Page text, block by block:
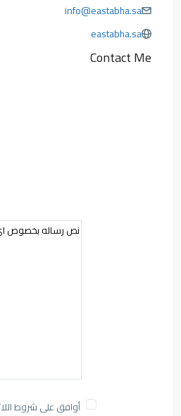
info@eastabha.sa
eastabha.sa
Contact Me
أوافق على شروط